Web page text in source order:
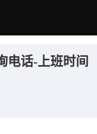
电话-上班时间